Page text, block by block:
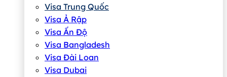
Visa Trung Quốc
Visa Ả Rập
Visa Ấn Độ
Visa Bangladesh
Visa Đài Loan
Visa Dubai